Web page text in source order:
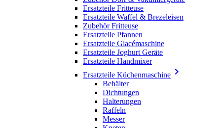
Ersatzteile Fritteuse
Ersatzteile Waffel & Brezeleisen
Zubehör Fritteuse
Ersatzteile Pfannen
Ersatzteile Glacémaschine
Ersatzteile Joghurt Geräte
Ersatzteile Handmixer
Ersatzteile Küchenmaschine 
Behälter
Dichtungen
Halterungen
Raffeln
Messer